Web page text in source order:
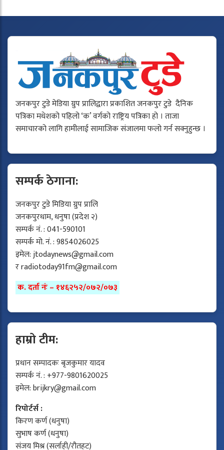
जनकपुर टुडे मेडिया ग्रुप प्रालिद्वारा प्रकाशित जनकपुर टुडे दैनिक
पत्रिका मधेशको पहिलो ‘क’ वर्गको राष्ट्रिय पत्रिका हो । ताजा
समाचारको लागि हामीलाई सामाजिक संजालमा फलो गर्न सक्नुहुन्छ ।
सम्पर्क ठेगाना:
जनकपुर टुडे मिडिया ग्रुप प्रालि
जनकपुरधाम, धनुषा (प्रदेश २)
सम्पर्क नं. : 041-590101
सम्पर्क मो. नं. : 9854026025
इमेल:jtodaynews@gmail.com
रradiotoday91fm@gmail.com
क. दर्ता नंः – १४६२५२/०७२/०७३
हाम्रो टीम:
प्रधान सम्पादकः बृजकुमार यादव
सम्पर्क नं. : +977-9801620025
इमेल:brijkry@gmail.com
रिपोर्टर्स :
किरण कर्ण (धनुषा)
सुभाष कर्ण (धनुषा)
संजय मिश्र (सर्लाही/रौतहट)